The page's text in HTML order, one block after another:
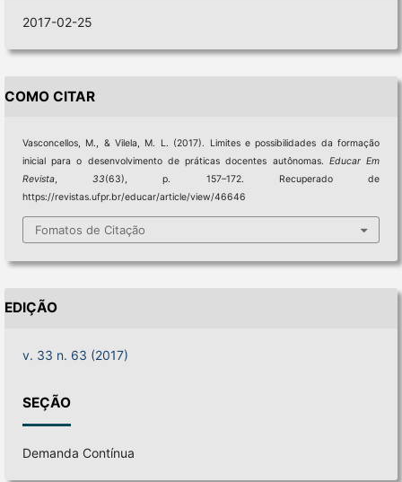
2017-02-25
COMO CITAR
Vasconcellos, M., & Vilela, M. L. (2017). Limites e possibilidades da formação
inicial para o desenvolvimento de práticas docentes autônomas. Educar Em
Revista,33(63), p. 157–172. Recuperado de
https://revistas.ufpr.br/educar/article/view/46646
Fomatos de Citação
EDIÇÃO
v. 33 n. 63 (2017)
SEÇÃO
Demanda Contínua